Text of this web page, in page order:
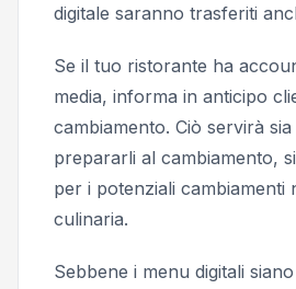
digitale saranno trasferiti
Se il tuo ristorante ha
media, informa in anticipo
cambiamento. Ciò servirà
prepararli al cambiamento,
per i potenziali cambiamenti
culinaria.
Sebbene i menu digitali